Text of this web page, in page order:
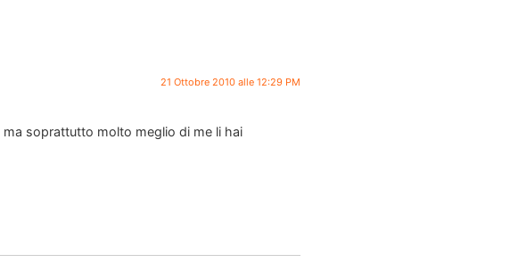
21 Ottobre 2010 alle 12:29 PM
soprattutto molto meglio di me li hai